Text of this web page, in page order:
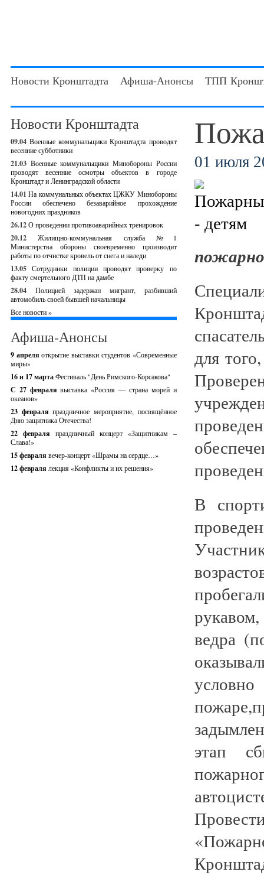
Новости Кронштадта Афиша-Анонсы ТПП
Новости Кронштадта
09.04 Военные коммунальщики Кронштадта проводят
весенние субботники
21.03 Военные коммунальщики Минобороны России
проводят весенние осмотры объектов в городе
Кронштадт и Ленинградской области
14.01 На коммунальных объектах ЦЖКУ Минобороны
России обеспечено безаварийное прохождение
новогодних праздников
26.12О проведении противоаварийных тренировок
20.12
Жилищно-коммунальная служба №1
Министерства обороны своевременно производит
работы по отчистке кровель от снега и наледи
13.05 Сотрудники полиции проводят проверку по
факту смертельного ДТП на дамбе
28.04
Полицией задержан мигрант, разбивший
автомобиль своей бывшей начальницы
Все новости »
Афиша-Анонсы
9 апреляоткрытие выставки студентов «Современные
миры»
16 и 17 мартаФестиваль "День Римского-Корсакова"
С 27 февралявыставка «Россия — страна морей и
океанов»
23 февраляпраздничное мероприятие, посвящённое
Дню защитника Отечества!
22 февраля праздничный концерт «Защитникам –
Слава!»
15 февраля вечер-концерт «Шрамы на сердце…»
12 февраля лекция «Конфликты и их решения»
01 июля
для
В
ведра
этап